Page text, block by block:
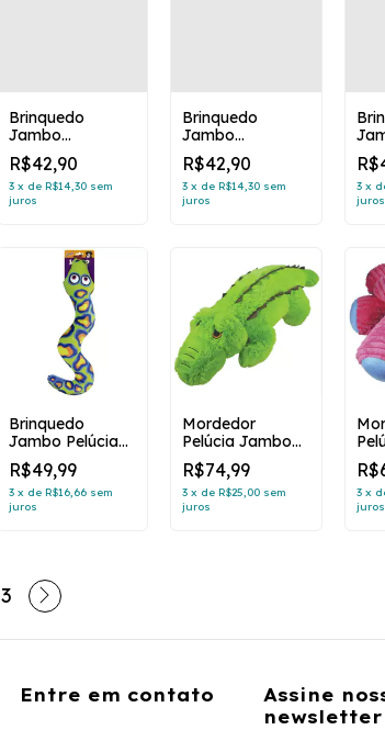
Brinquedo
Jambo
Mordedor De
Pelúcia
Barriguinha Plush
Cão Para Cães
R$42,90
3 x de R$14,30 sem
juros
Brinquedo
Jambo
Mordedor De
Pelúcia
Barriguinha Plush
Elefante Para
R$42,90
3 x deR$14,30 sem
juros
3 x
juros
Brinquedo
Jambo Pelúcia
Serpente Verde
para Cães
R$49,99
3 x de R$16,66 sem
juros
Mordedor
Pelúcia Jambo
Jacaré Super
Fofo Único
R$74,99
3 x deR$25,00 sem
juros
3 x
juros
3
Entre em contato
Assine
newsletter